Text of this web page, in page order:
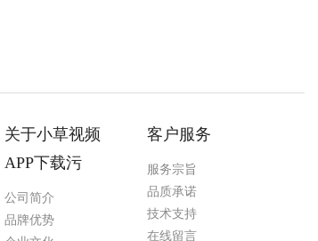
关于小草视频
APP下载污
公司简介
品牌优势
客户服务
服务宗旨
品质承诺
技术支持
在线留言